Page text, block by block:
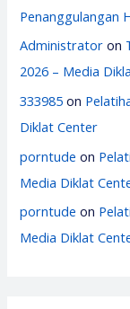
Penanggulangan
Administrator on
2026 – Media
333985 on
Diklat Center
porntude on
Media Diklat
porntude on
Media Diklat